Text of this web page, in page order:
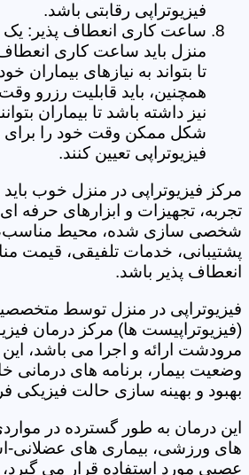
فیزیوتراپی رقابتی باشد.
ساعت کاری انعطاف پذیر: یک
منزل باید ساعت کاری
تا بتواند به نیازهای بیماران
همچنین، باید قابلیت رزرو وقت
نیز داشته باشد تا بیماران
شکل ممکن وقت خود را برای
فیزیوتراپی تعیین کنند.
مرکز فیزیوتراپی در منزل خوب
تجربه، تجهیزات و ابزارهای حرفه
شخصی سازی شده، محیط مناسب،
پشتیبانی، خدمات تلفیقی، قیمت
انعطاف پذیر باشد.
فیزیوتراپی در منزل توسط
(فیزیوتراپیست ها) مرکز درمان
مرودشت ارائه و اجرا می باشد، این
وضعیت بیمار، برنامه های
بهبود و بهینه سازی حالت فیزیکی
این درمان به طور گسترده در
های ورزشی، بیماری های عضلانی-
عصبی مورد استفاده قرار می گیرد،